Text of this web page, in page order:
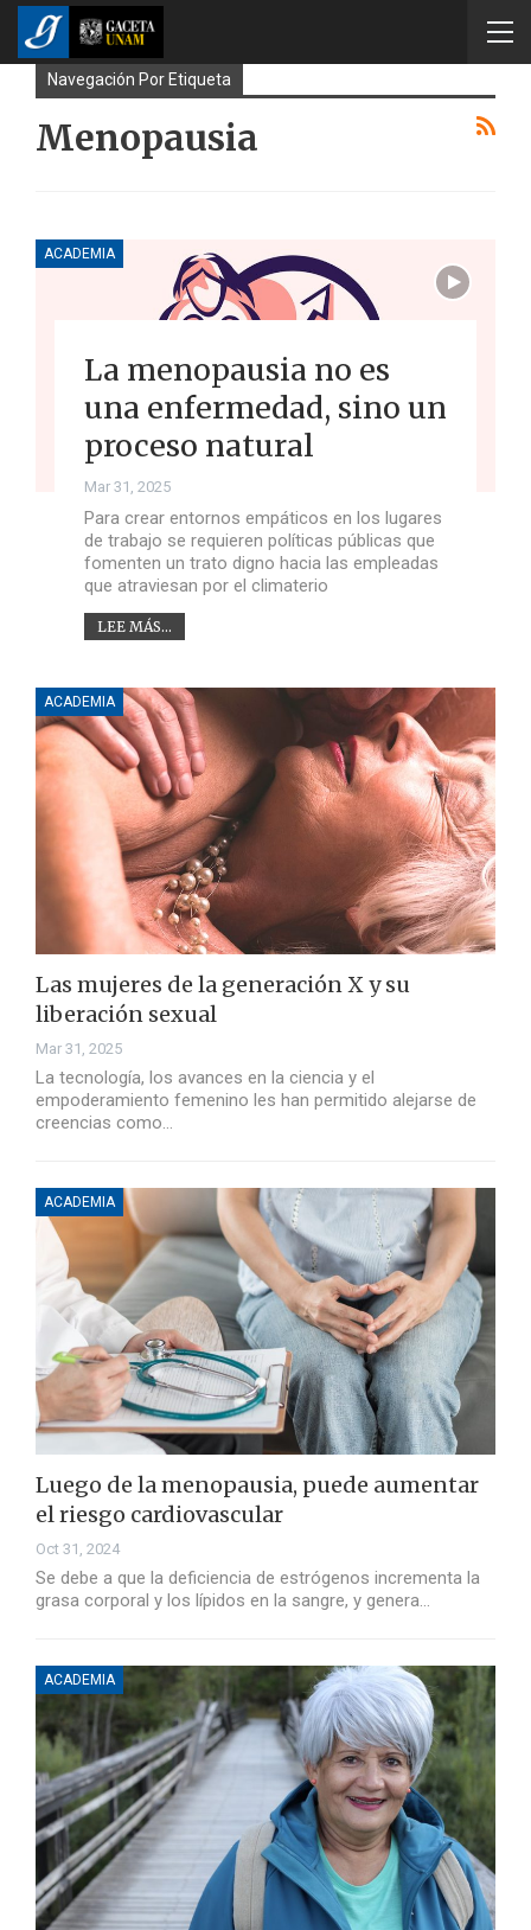
Navegación Por Etiqueta
Menopausia
ACADEMIA
La menopausia no es
una enfermedad, sino un
proceso natural
Mar 31, 2025
Para crear entornos empáticos en los lugares
de trabajo se requieren políticas públicas que
fomenten un trato digno hacia las empleadas
que atraviesan por el climaterio
LEE MÁS...
ACADEMIA
Las mujeres de la generación X y su
liberación sexual
Mar 31, 2025
La tecnología, los avances en la ciencia y el
empoderamiento femenino les han permitido alejarse de
creencias como…
ACADEMIA
Luego de la menopausia, puede aumentar
el riesgo cardiovascular
Oct 31, 2024
Se debe a que la deficiencia de estrógenos incrementa la
grasa corporal y los lípidos en la sangre, y genera…
ACADEMIA